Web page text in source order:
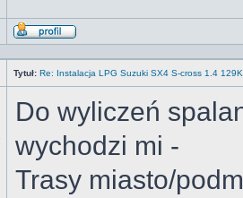
Wyświetl
Tytuł: Re: Instalacja LPG Suzuki SX4 S-cross 1.4
Do wyliczeń
wychodzi mi -
Trasy miasto/